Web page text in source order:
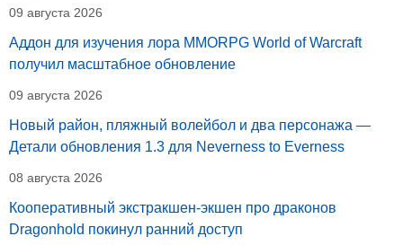
09 августа 2026
Аддон для изучения лора MMORPG World of Warcraft
получил масштабное обновление
09 августа 2026
Новый район, пляжный волейбол и два персонажа —
Детали обновления 1.3 для Neverness to Everness
08 августа 2026
Кооперативный экстракшен-экшен про драконов
Dragonhold покинул ранний доступ